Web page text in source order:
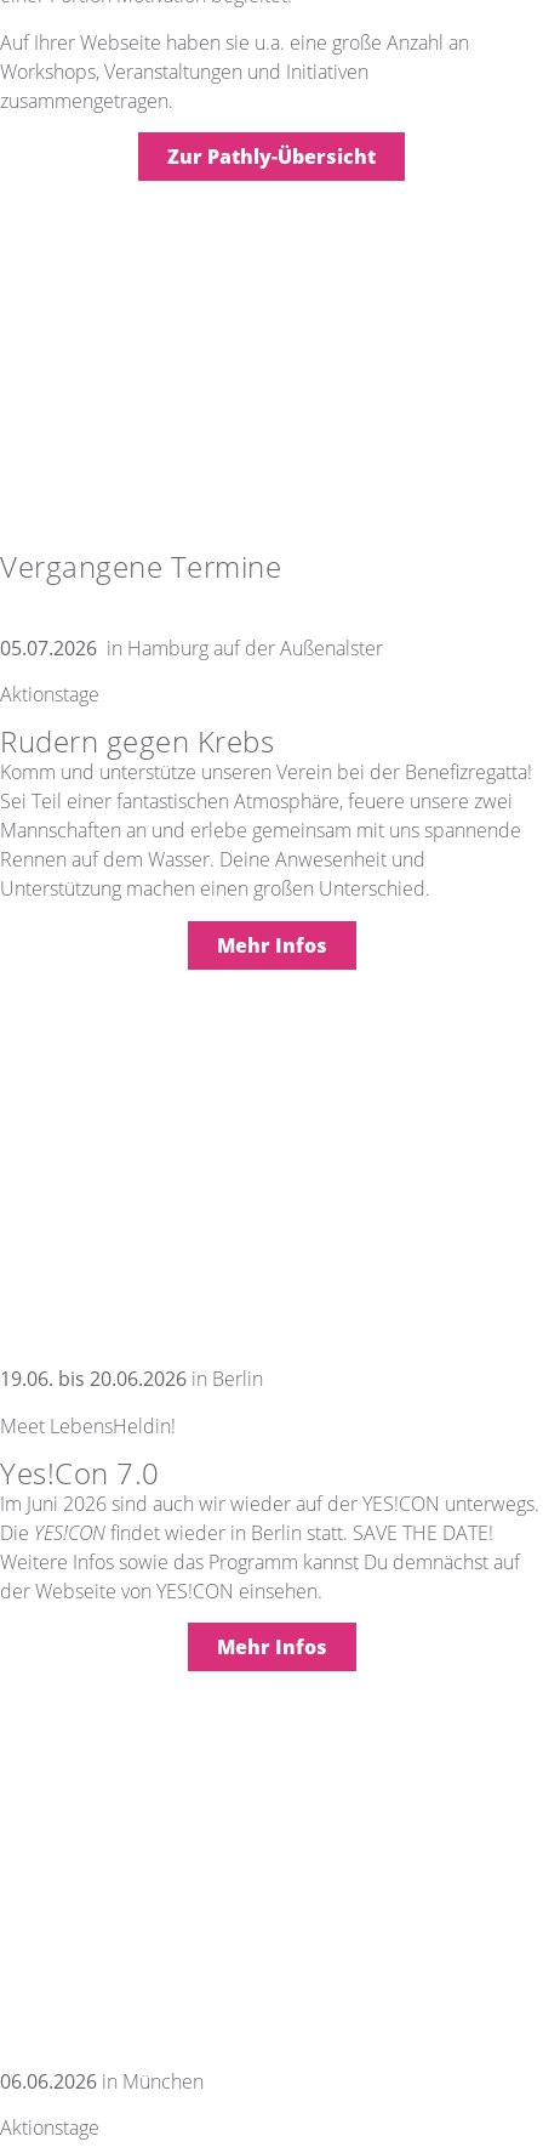
Auf Ihrer Webseite haben sie u.a. eine große Anzahl an
Workshops, Veranstaltungen und Initiativen
zusammengetragen.
Zur Pathly-Übersicht
Vergangene Termine
05.07.2026 in Hamburg auf der Außenalster
Aktionstage
Rudern gegen Krebs
Komm und unterstütze unseren Verein bei der Benefizregatta!
Sei Teil einer fantastischen Atmosphäre, feuere unsere zwei
Mannschaften an und erlebe gemeinsam mit uns spannende
Rennen auf dem Wasser. Deine Anwesenheit und
Unterstützung machen einen großen Unterschied.
Mehr Infos
19.06. bis 20.06.2026 in Berlin
Meet LebensHeldin!
Yes!Con 7.0
Im Juni 2026 sind auch wir wieder auf der YES!CON unterwegs.
Die YES!CONfindet wieder in Berlin statt. SAVE THE DATE!
Weitere Infos sowie das Programm kannst Du demnächst auf
der Webseite von YES!CON einsehen.
Mehr Infos
06.06.2026 in München
Aktionstage